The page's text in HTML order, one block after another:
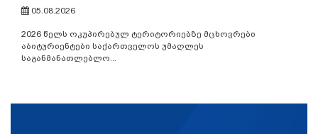
05.08.2026
2026 წელს ოკუპირებულ ტერიტორიებზე მცხოვრები
აბიტურიენტები საქართველოს უმაღლეს
საგანმანათლებლო...